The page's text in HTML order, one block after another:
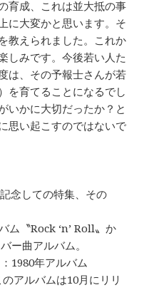
育成、これは並大抵の事
に大変かと思います。そ
教えられました。これか
しみです。今後若い人た
は、その予報士さんが若
を育てることになるでし
いかに大切だったか？と
思い起こすのではないで
念しての特集、その
ム〝Rock ‘n’ Roll〟か
ー曲アルバム。
1980年アルバム
アルバムは10月にリリ